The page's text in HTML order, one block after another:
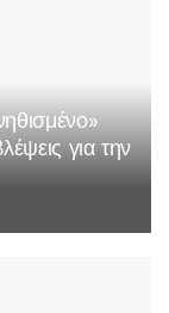
για την